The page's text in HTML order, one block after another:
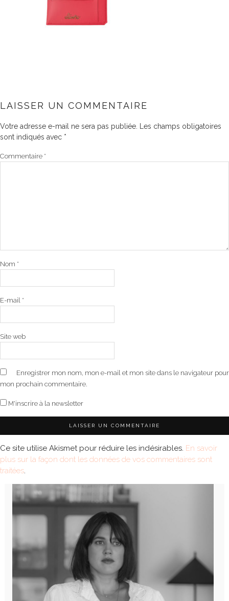
LAISSER UN COMMENTAIRE
Votre adresse e-mail ne sera pas publiée.
Les champs obligatoires
sont indiqués avec *
Commentaire *
Nom *
E-mail *
Site web
Enregistrer mon nom, mon e-mail et mon site dans le navigateur pour
mon prochain commentaire.
M'inscrire à la newsletter
Ce site utilise Akismet pour réduire les indésirables. En savoir
plus sur la façon dont les données de vos commentaires sont
traitées.